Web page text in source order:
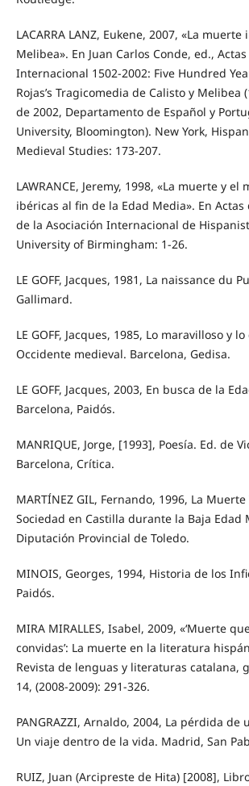
LACARRA LANZ, Eukene, 2007, «La
Melibea». En Juan Carlos Conde, ed.,
Internacional 1502-2002: Five Hundred
Rojas’s Tragicomedia de Calisto y Melibea
de 2002, Departamento de Español y
University, Bloomington). New York,
Medieval Studies: 173-207.
LAWRANCE, Jeremy, 1998, «La muerte y
ibéricas al fin de la Edad Media». En Actas
de la Asociación Internacional de
University of Birmingham: 1-26.
LE GOFF, Jacques, 1981, La naissance du
Gallimard.
LE GOFF, Jacques, 1985, Lo maravilloso y
Occidente medieval. Barcelona, Gedisa.
LE GOFF, Jacques, 2003, En busca de la
Barcelona, Paidós.
MANRIQUE, Jorge, [1993], Poesía. Ed. de
Barcelona, Crítica.
MARTÍNEZ GIL, Fernando, 1996, La
Sociedad en Castilla durante la Baja Edad
Diputación Provincial de Toledo.
MINOIS, Georges, 1994, Historia de los
Paidós.
MIRA MIRALLES, Isabel, 2009, «‘Muerte
convidas’: La muerte en la literatura
Revista de lenguas y literaturas catalana,
14, (2008-2009): 291-326.
PANGRAZZI, Arnaldo, 2004, La pérdida de
Un viaje dentro de la vida. Madrid, San
RUIZ, Juan (Arcipreste de Hita) [2008],